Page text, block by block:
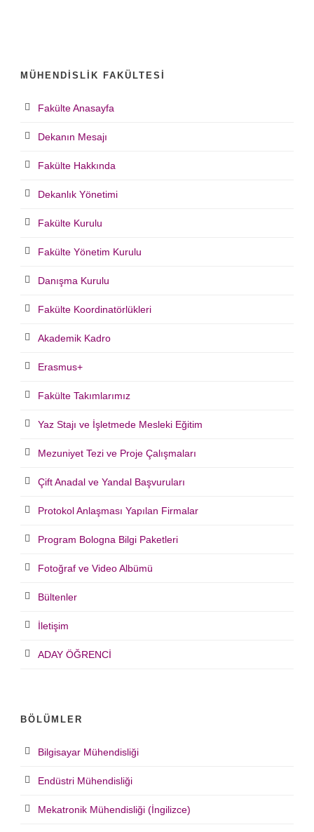
MÜHENDISLIK FAKÜLTESI
Fakülte Anasayfa
Dekanın Mesajı
Fakülte Hakkında
Dekanlık Yönetimi
Fakülte Kurulu
Fakülte Yönetim Kurulu
Danışma Kurulu
Fakülte Koordinatörlükleri
Akademik Kadro
Erasmus+
Fakülte Takımlarımız
Yaz Stajı ve İşletmede Mesleki Eğitim
Mezuniyet Tezi ve Proje Çalışmaları
Çift Anadal ve Yandal Başvuruları
Protokol Anlaşması Yapılan Firmalar
Program Bologna Bilgi Paketleri
Fotoğraf ve Video Albümü
Bültenler
İletişim
ADAY ÖĞRENCİ
BÖLÜMLER
Bilgisayar Mühendisliği
Endüstri Mühendisliği
Mekatronik Mühendisliği (İngilizce)